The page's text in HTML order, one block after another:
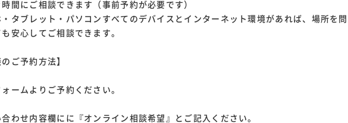
時間にご相談できます（事前予約が必要です）
・タブレット・パソコンすべてのデバイスとインターネット環境があれば、場所を
安心してご相談できます。
ご予約方法】
ームよりご予約ください。
容欄にに『オンライン相談希望』とご記入ください。